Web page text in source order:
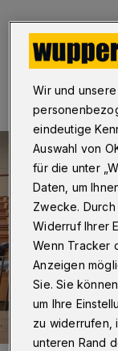
26.03.2025 ,
Wir und unsere
eindeutige
Auswahl von
für die unter
Daten, um
Zwecke.
Widerruf Ihrer
Wenn Tracker
Anzeigen
Sie. Sie
um Ihre
zu widerrufen,
unteren Rand